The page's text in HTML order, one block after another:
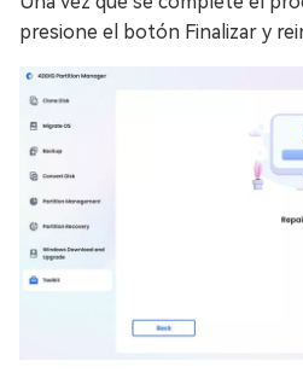
presione el botón Finalizar y